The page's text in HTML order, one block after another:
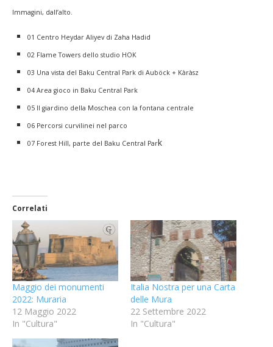
Immagini, dall’alto.
01 Centro Heydar Aliyev di Zaha Hadid
02 Flame Towers dello studio HOK
03 Una vista del Baku Central Park di Auböck + Kàràsz
04 Area gioco in Baku Central Park
05 Il giardino della Moschea con la fontana centrale
06 Percorsi curvilinei nel parco
07 Forest Hill, parte del Baku Central Park
Correlati
Maggio dei monumenti
2022: Muraria
12 Maggio 2022
In "Cultura"
Italia Nostra per una Carta
delle Mura
22 Settembre 2022
In "Cultura"